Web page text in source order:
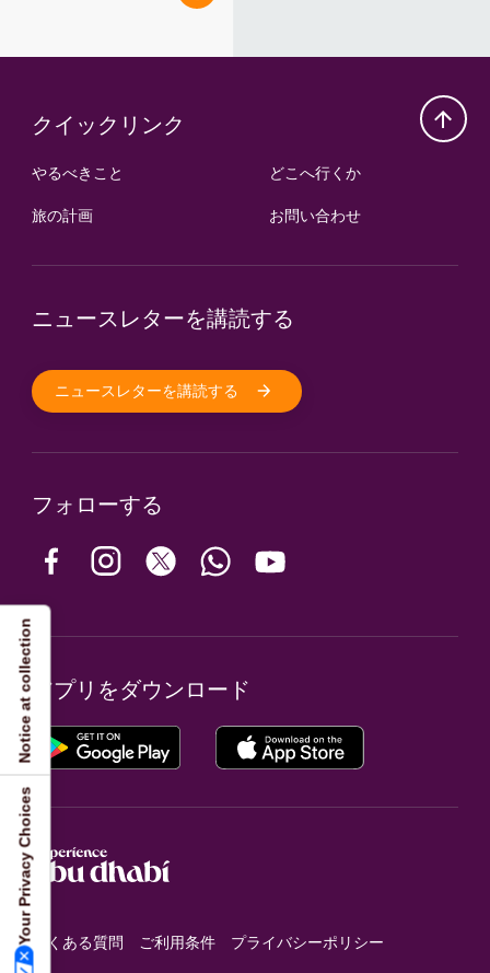
クイックリンク
やるべきこと
旅の計画
どこへ行くか
お問い合わせ
ニュースレターを講読する
ニュースレターを講読する
フォローする
アプリをダウンロード
よくある質問 ご利用条件 プライバシーポリシー
Your Privacy Choices
Notice at collection